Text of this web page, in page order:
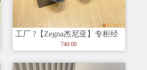
工厂 ?【Zegna杰尼亚】专柜经
典休闲鞋，以细节和创造力
740.00